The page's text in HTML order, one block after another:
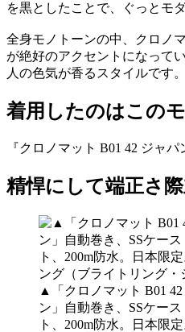
を黒としたことで、ぐっとモ
全身モノトーンの中、クロノ
が絶好のアクセントになって
人の色気が香るスタイルです。
着用したのはこの
『クロノマット B01 42 ジャパ
精悍にして端正さ
▲「クロノマット B01
ン」自動巻き、SSケー
ト、200m防水。日本限